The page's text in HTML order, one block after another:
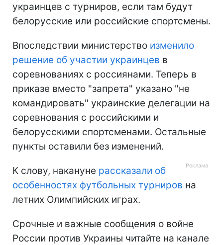
украинцев с турниров, если там будут
белорусские или российские спортсмены.
Впоследствии министерство изменило
решение об участии украинцев в
соревнованиях с россиянами. Теперь в
приказе вместо "запрета" указано "не
командировать" украинские делегации на
соревнования с российскими и
белорусскими спортсменами. Остальные
пункты оставили без изменений.
К слову, накануне рассказали об
особенностях футбольных турниров на
летних Олимпийских играх.
Срочные и важные сообщения о войне
России против Украины читайте на канале